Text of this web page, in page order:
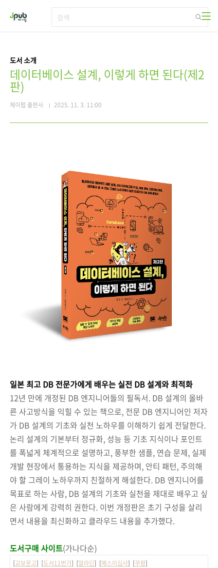
도서 소개
데이터베이스 설계, 이렇게 하면 된다(제2
판)
제이펍 출판사 2025. 11. 3. 11:00
일본 최고 DB 전문가에게 배우는 실전 DB 설계와 최적화
12년 만에 개정된 DB 엔지니어들의 필독서. DB 설계의 올바
른 사고방식을 익힐 수 있는 책으로, 전문 DB 엔지니어인 저자
가 DB 설계의 기초와 실천 노하우를 이해하기 쉽게 전달한다.
논리 설계의 기본부터 정규화, 성능 등 기초 지식이나 포인트
를 폭넓게 체계적으로 설명하고, 풍부한 샘플, 연습 문제, 실제
개발 현장에서 통용하는 지식을 제공하며, 안티 패턴, 주의해
야 할 그레이 노하우까지 친절하게 해설한다. DB 엔지니어를
목표로 하는 사람, DB 설계의 기초와 실천을 제대로 배우고 싶
은 사람에게 강력히 권한다. 이번 개정판은 초기 구성을 살리
면서 내용을 최신화하고 클라우드 내용을 추가했다.
도서구매 사이트(가나다순)
[교보문고] [도서11번가] [알라딘] [예스이십사] [쿠팡]